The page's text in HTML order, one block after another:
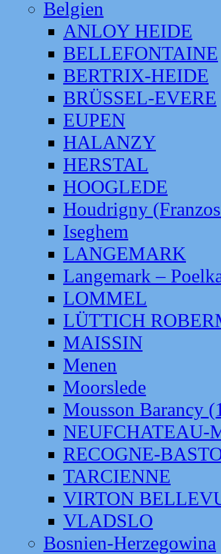
Belgien
ANLOY HEIDE
BELLEFONTAINE
BERTRIX-HEIDE
BRÜSSEL-EVERE
EUPEN
HALANZY
HERSTAL
HOOGLEDE
Houdrigny
Iseghem
LANGEMARK
Langemark –
LOMMEL
LÜTTICH
MAISSIN
Menen
Moorslede
Mousson Barancy
NEUFCHATEAU-
RECOGNE-
TARCIENNE
VIRTON
VLADSLO
Bosnien-Herzegowina